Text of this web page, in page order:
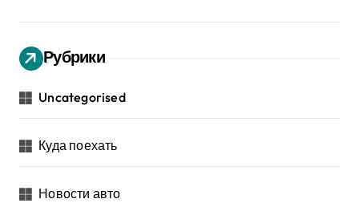
Рубрики
Uncategorised
Куда поехать
Новости авто